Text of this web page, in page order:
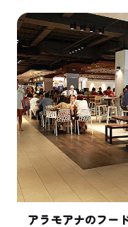
アラモアナのフー